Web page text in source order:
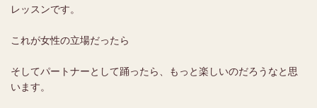
レッスンです。
これが女性の立場だったら
そしてパートナーとして踊ったら、もっと楽しいのだろうなと思
います。